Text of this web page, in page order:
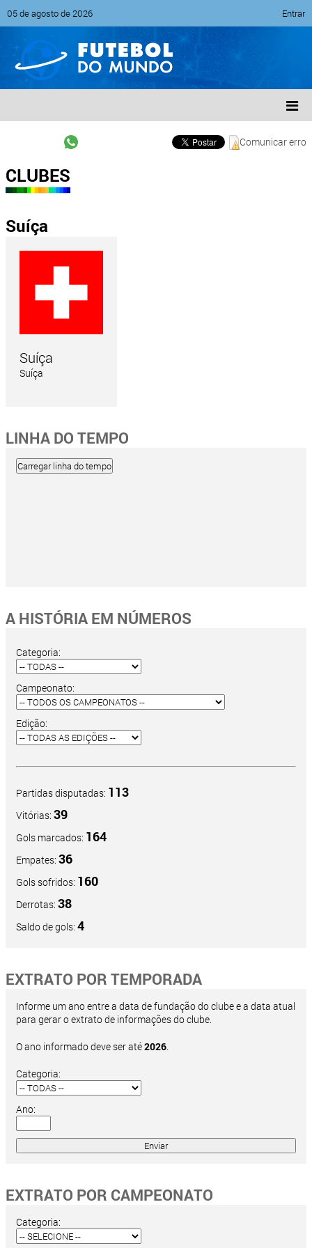
05 de agosto de 2026 Entrar
Comunicar erro
CLUBES
Suíça
Suíça
Suíça
LINHA DO TEMPO
A HISTÓRIA EM NÚMEROS
Categoria:
Campeonato:
Edição:
Partidas disputadas: 113
Vitórias: 39
Gols marcados: 164
Empates: 36
Gols sofridos: 160
Derrotas: 38
Saldo de gols: 4
EXTRATO POR TEMPORADA
Informe um ano entre a data de fundação do clube e a data atual
para gerar o extrato de informações do clube.
O ano informado deve ser até2026.
Categoria:
Ano:
EXTRATO POR CAMPEONATO
Categoria: